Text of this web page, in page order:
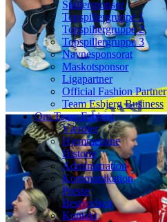
Spillersponsor
Topspillergruppe 1
Topspillergruppe 2
Topspillergruppe 3
Navnesponsorat
Maskotsponsor
Ligapartner
Official Fashion Partner
Team Esbjerg Business
Om Team Esbjerg
Værdier
Hjemmebane
Historie
Administration
Kommunikation
Presse
Bestyrelsen
Kontakt